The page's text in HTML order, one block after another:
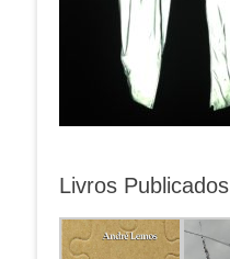
Livros Publicados